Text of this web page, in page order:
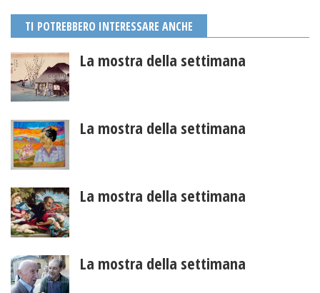
TI POTREBBERO INTERESSARE ANCHE
La mostra della settimana
La mostra della settimana
La mostra della settimana
La mostra della settimana